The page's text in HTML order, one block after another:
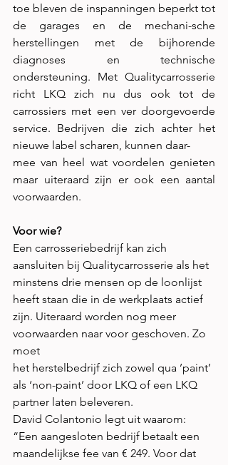
toe bleven de inspanningen beperkt tot
de garages en de mechani-sche
herstellingen met de bijhorende
diagnoses en technische
ondersteuning. Met Qualitycarrosserie
richt LKQ zich nu dus ook tot de
carrossiers met een ver doorgevoerde
service. Bedrijven die zich achter het
nieuwe label scharen, kunnen daar-
mee van heel wat voordelen genieten
maar uiteraard zijn er ook een aantal
voorwaarden.
Voor wie?
Een carrosseriebedrijf kan zich
aansluiten bij Qualitycarrosserie als het
minstens drie mensen op de loonlijst
heeft staan die in de werkplaats actief
zijn. Uiteraard worden nog meer
voorwaarden naar voor geschoven. Zo
moet
het herstelbedrijf zich zowel qua ’paint’
als ‘non-paint’ door LKQ of een LKQ
partner laten beleveren.
David Colantonio legt uit waarom:
“Een aangesloten bedrijf betaalt een
maandelijkse fee van € 249. Voor dat